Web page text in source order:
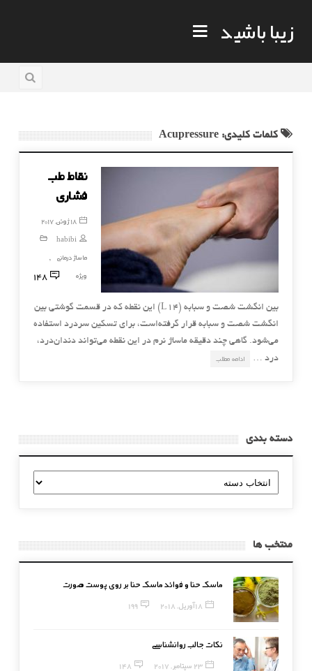
زیبا باشید
کلمات کلیدی: Acupressure
نقاط طب
فشاری
18 ژوئن, 2017
habibi
ماساژ درمانی
,
ویژه 148
بین انگشت شصت و سبابه (L۱۴) این نقطه که در قسمت گوشتی بین
انگشت شصت و سبابه قرار گرفته‌است، برای تسکین سردرد استفاده
می‌شود. گاهی چند دقیقه ماساژ نرم در این نقطه می‌تواند دندان‌درد،
درد …
ادامه مطلب
دسته بندی
دسته
بندی
منتخب ها
ماسک حنا و فوائد ماسک حنا بر روی پوست صورت
18 آوریل, 2018 199
نکات جالب روانشناسی
23 سپتامبر, 2017 148